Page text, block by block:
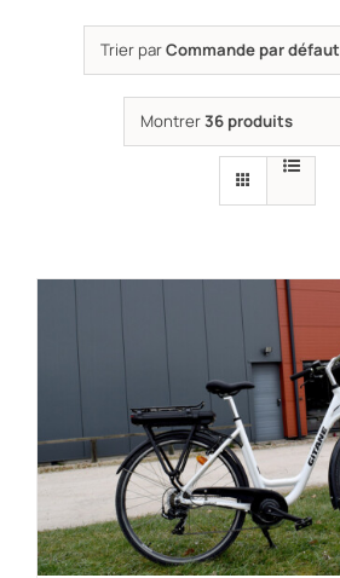
Trier parCommande par défaut
Montrer36 produits
RÉSERVER ! /